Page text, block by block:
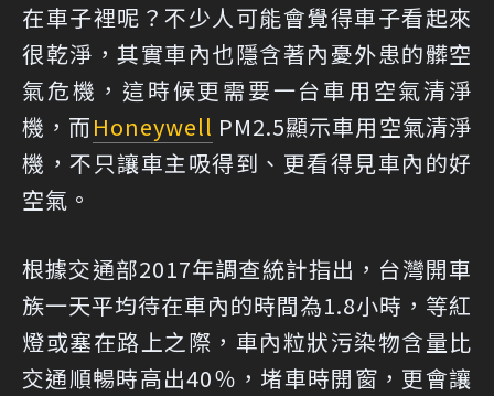
在車子裡呢？不少人可能會覺得車子看起來
很乾淨，其實車內也隱含著內憂外患的髒空
氣危機，這時候更需要一台車用空氣清淨
機，而Honeywell PM2.5顯示車用空氣清淨
機，不只讓車主吸得到、更看得見車內的好
空氣。
根據交通部2017年調查統計指出，台灣開車
族一天平均待在車內的時間為1.8小時，等紅
燈或塞在路上之際，車內粒狀污染物含量比
交通順暢時高出40％，堵車時開窗，更會讓